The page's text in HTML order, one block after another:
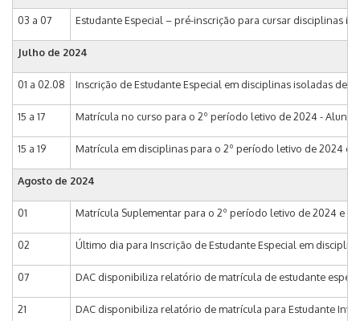
03 a 07 Estudante Especial – pré-inscrição para cursar disciplinas
Julho de 2024
01 a 02.08 Inscrição de Estudante Especial em disciplinas isoladas de
15 a 17 Matrícula no curso para o 2º período letivo de 2024 -
15 a 19 Matrícula em disciplinas para o 2º período letivo de 2024 e
Agosto de 2024
01 Matrícula Suplementar para o 2º período letivo de 2024 e
02 Último dia para Inscrição de Estudante Especial em
07 DAC disponibiliza relatório de matrícula de estudante
21 DAC disponibiliza relatório de matrícula para Estudante